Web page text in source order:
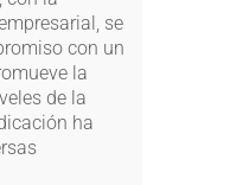
se
con un
la
de la
ha